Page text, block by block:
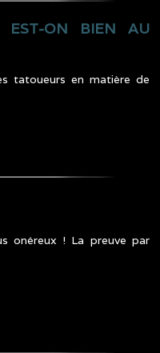
EST-ON BIEN AU
tatoueurs en matière de
onéreux ! La preuve par